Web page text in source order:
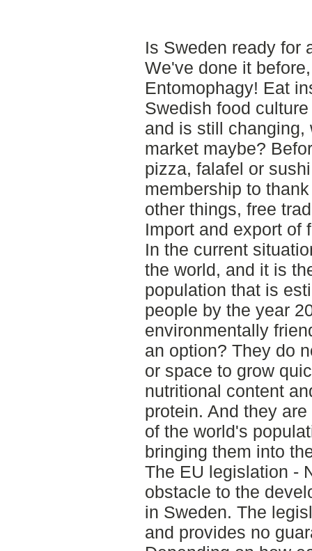
Is Sweden ready for
We've done it
Entomophagy! Eat
Swedish food
and is still
market maybe?
pizza, falafel or
membership to
other things, free
Import and export of
In the current
the world, and it is
population that is
people by the year
environmentally
an option? They do
or space to grow
nutritional content
protein. And they
of the world's
bringing them into
The EU legislation -
obstacle to the
in Sweden. The
and provides no